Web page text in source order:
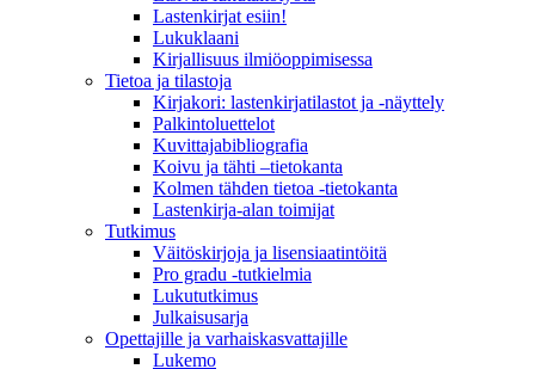
Lastenkirjat esiin!
Lukuklaani
Kirjallisuus ilmiöoppimisessa
Tietoa ja tilastoja
Kirjakori: lastenkirjatilastot ja -näyttely
Palkintoluettelot
Kuvittaja­bibliografia
Koivu ja tähti –tietokanta
Kolmen tähden tietoa -tietokanta
Lastenkirja-alan toimijat
Tutkimus
Väitöskirjoja ja lisensiaatintöitä
Pro gradu -tutkielmia
Lukututkimus
Julkaisusarja
Opettajille ja varhaiskasvattajille
Lukemo